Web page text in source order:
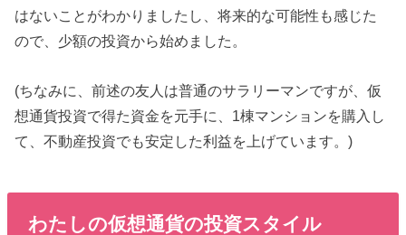
はないことがわかりましたし、将来的な可能性も感じた
ので、少額の投資から始めました。
(ちなみに、前述の友人は普通のサラリーマンですが、仮
想通貨投資で得た資金を元手に、1棟マンションを購入し
て、不動産投資でも安定した利益を上げています。)
わたしの仮想通貨の投資スタイル